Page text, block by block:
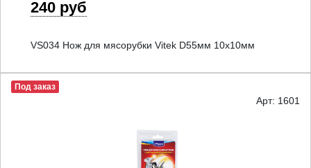
240 руб
VS034 Нож для мясорубки Vitek D55мм 10x10мм
Под заказ
Арт: 1601